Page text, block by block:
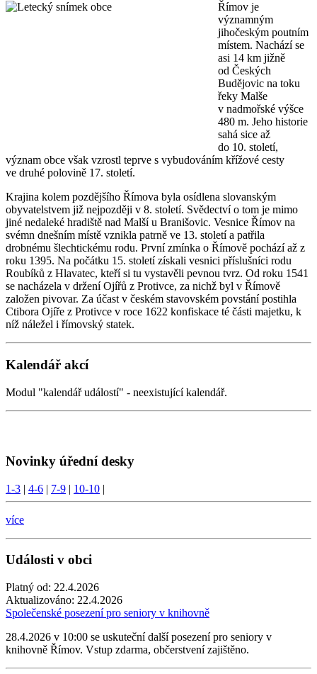
Římov je
významným
jihočeským poutním
místem. Nachází se
asi 14 km jižně
od Českých
Budějovic na toku
řeky Malše
v nadmořské výšce
480 m. Jeho historie
sahá sice až
do 10. století,
význam obce však vzrostl teprve s vybudováním křížové cesty
ve druhé polovině 17. století.
Krajina kolem pozdějšího Římova byla osídlena slovanským
obyvatelstvem již nejpozději v 8. století. Svědectví o tom je mimo
jiné nedaleké hradiště nad Malší u Branišovic. Vesnice Římov na
svémn dnešním místě vznikla patrně ve 13. století a patřila
drobnému šlechtickému rodu. První zmínka o Římově pochází až z
roku 1395. Na počátku 15. století získali vesnici příslušníci rodu
Roubíků z Hlavatec, kteří si tu vystavěli pevnou tvrz. Od roku 1541
se nacházela v držení Ojířů z Protivce, za nichž byl v Římově
založen pivovar. Za účast v českém stavovském povstání postihla
Ctibora Ojíře z Protivce v roce 1622 konfiskace té části majetku, k
níž náležel i římovský statek.
Kalendář akcí
Modul "kalendář událostí" - neexistující kalendář.
Novinky úřední desky
1-3 | 4-6 | 7-9 | 10-10 |
více
Události v obci
Platný od: 22.4.2026
Aktualizováno: 22.4.2026
Společenské posezení pro seniory v knihovně
28.4.2026 v 10:00 se uskuteční další posezení pro seniory v
knihovně Římov. Vstup zdarma, občerstvení zajištěno.